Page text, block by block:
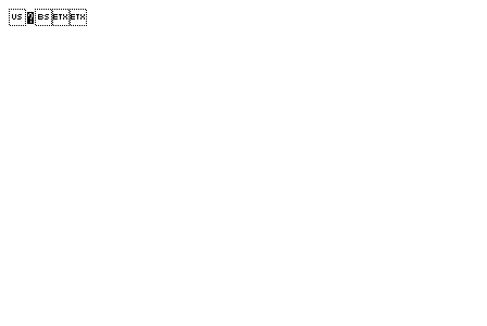
�